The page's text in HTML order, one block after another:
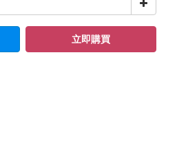
立即購買